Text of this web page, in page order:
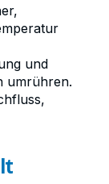
und
umrühren.